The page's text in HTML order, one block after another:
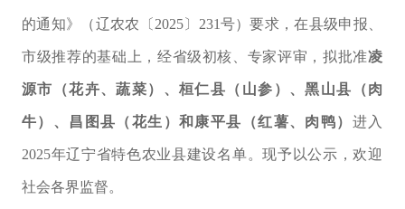
的通知》（辽农农〔 2025〕 231号）要求，在县级申报、
市级推荐的基础上，经省级初核、专家评审，拟批准凌
源市（花卉、蔬菜）、桓仁县（山参）、黑山县（肉
牛）、昌图县（花生）和康平县（红薯、肉鸭） 进入
2025年辽宁省特色农业县建设名单。现予以公示，欢迎
社会各界监督。